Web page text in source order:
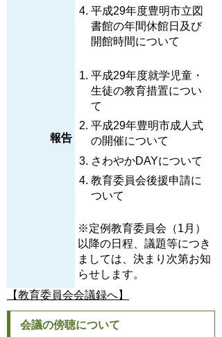
平成29年度豊明市立図
書館の年間休館日及び
開館時間について
報告
平成29年度就学児童・
生徒の教育措置につい
て
平成29年豊明市成人式
の開催について
さわやかDAYについて
教育委員会後援申請に
ついて
※定例教育委員会（1月）
以降の日程、議題等につき
ましては、決まり次第お知
らせします。
【教育委員会会議録へ】
会議の傍聴について